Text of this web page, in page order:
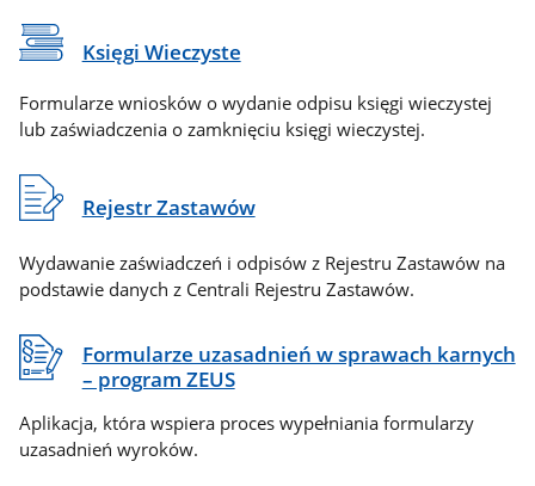
Księgi Wieczyste
Formularze wniosków o wydanie odpisu księgi wieczystej
lub zaświadczenia o zamknięciu księgi wieczystej.
Rejestr Zastawów
Wydawanie zaświadczeń i odpisów z Rejestru Zastawów na
podstawie danych z Centrali Rejestru Zastawów.
Formularze uzasadnień w sprawach karnych
– program ZEUS
Aplikacja, która wspiera proces wypełniania formularzy
uzasadnień wyroków.